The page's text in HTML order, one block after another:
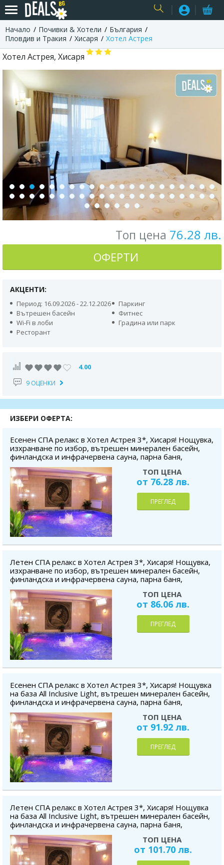
Начало Почивки & Хотели
България
Пловдив и Тракия
Хисаря Хотел Астрея
Хотел Астрея, Хисаря
Топ цена 76.28 лв.
ОФЕРТИ
АКЦЕНТИ:
Период: 16.09.2026 - 22.12.2026
Паркинг
Вътрешен басейн
Фитнес
Wi-Fi в лоби
Градина или парк
Ресторант
4.00
9 ОЦЕНКИ
ИЗБЕРИ ОФЕРТА:
Есенен СПА релакс в Хотел Астрея 3*, Хисаря! Нощувка,
изхранване по избор, вътрешен минерален басейн,
финландска и инфрачервена сауна, парна баня,
безплатно за дете до 5.99 г.
ТОП ЦЕНА
от 76.28 лв.
ПРЕГЛЕД
Летен СПА релакс в Хотел Астрея 3*, Хисаря! Нощувка,
изхранване по избор, вътрешен минерален басейн,
финландска и инфрачервена сауна, парна баня,
безплатно за дете до 5.99 г.
ТОП ЦЕНА
от 86.06 лв.
ПРЕГЛЕД
Есенен СПА релакс в Хотел Астрея 3*, Хисаря! Нощувка
на база All Inclusive Light, вътрешен минерален басейн,
финландска и инфрачервена сауна, парна баня,
безплатно за дете до 5.99 г.
ТОП ЦЕНА
от 91.92 лв.
ПРЕГЛЕД
Летен СПА релакс в Хотел Астрея 3*, Хисаря! Нощувка
на база All Inclusive Light, вътрешен минерален басейн,
финландска и инфрачервена сауна, парна баня,
безплатно за дете до 5.99 г.
ТОП ЦЕНА
от 101.70 лв.